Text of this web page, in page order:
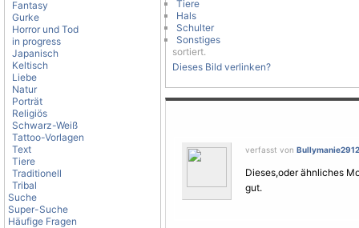
Fantasy
Gurke
Horror und Tod
in progress
Japanisch
Keltisch
Liebe
Natur
Porträt
Religiös
Schwarz-Weiß
Tattoo-Vorlagen
Text
Tiere
Traditionell
Tribal
Suche
Super-Suche
Häufige Fragen
Tiere
Hals
Schulter
Sonstiges
sortiert.
Dieses Bild verlinken?
verfasst von Bullymanie2912
Dieses,oder ähnliches
gut.